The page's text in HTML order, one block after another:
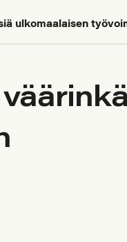
ulkomaalaisen